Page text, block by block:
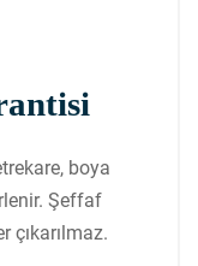
boya
Şeffaf
çıkarılmaz.